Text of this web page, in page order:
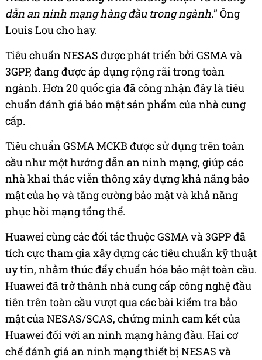
dẫn an ninh mạng hàng đầu trong ngành.” Ông
Louis Lou cho hay.
Tiêu chuẩn NESAS được phát triển bởi GSMA và
3GPP, đang được áp dụng rộng rãi trong toàn
ngành. Hơn 20 quốc gia đã công nhận đây là tiêu
chuẩn đánh giá bảo mật sản phẩm của nhà cung
cấp.
Tiêu chuẩn GSMA MCKB được sử dụng trên toàn
cầu như một hướng dẫn an ninh mạng, giúp các
nhà khai thác viễn thông xây dựng khả năng bảo
mật của họ và tăng cường bảo mật và khả năng
phục hồi mạng tổng thể.
Huawei cùng các đối tác thuộc GSMA và 3GPP đã
tích cực tham gia xây dựng các tiêu chuẩn kỹ thuật
uy tín, nhằm thúc đẩy chuẩn hóa bảo mật toàn cầu.
Huawei đã trở thành nhà cung cấp công nghệ đầu
tiên trên toàn cầu vượt qua các bài kiểm tra bảo
mật của NESAS/SCAS, chứng minh cam kết của
Huawei đối với an ninh mạng hàng đầu. Hai cơ
chế đánh giá an ninh mạng thiết bị NESAS và